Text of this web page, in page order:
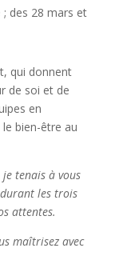
; des 28 mars et
qui donnent
de soi et de
en
bien-être au
je tenais à vous
les trois
attentes.
maîtrisez avec